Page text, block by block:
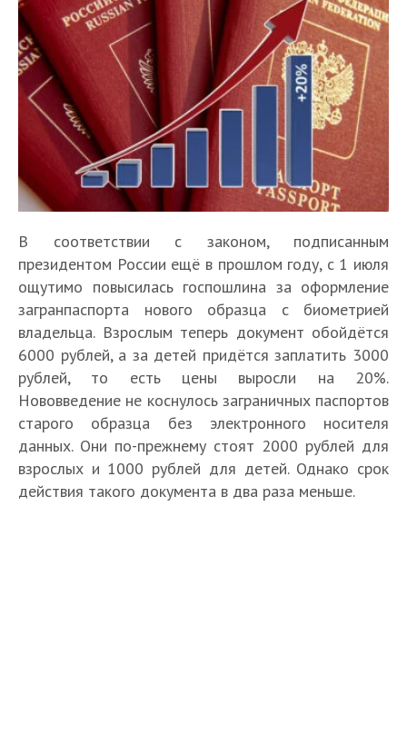
В соответствии с законом, подписанным
президентом России ещё в прошлом году, с 1 июля
ощутимо повысилась госпошлина за оформление
загранпаспорта нового образца с биометрией
владельца. Взрослым теперь документ обойдётся
6000 рублей, а за детей придётся заплатить 3000
рублей, то есть цены выросли на 20%.
Нововведение не коснулось заграничных паспортов
старого образца без электронного носителя
данных. Они по-прежнему стоят 2000 рублей для
взрослых и 1000 рублей для детей. Однако срок
действия такого документа в два раза меньше.